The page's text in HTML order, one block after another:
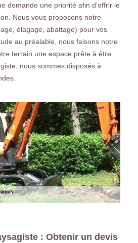
demande une priorité afin d’offrir le
Nous vous proposons notre
élagage, abattage) pour vos
au préalable, nous faisons notre
terrain une espace prête à être
nous sommes disposés à
: Obtenir un devis